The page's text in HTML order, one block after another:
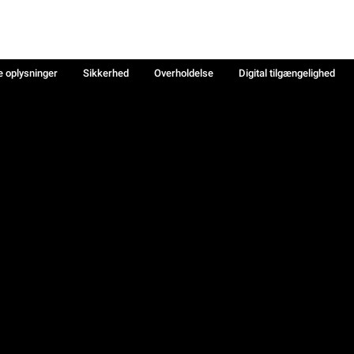
oplysninger Sikkerhed Overholdelse
Digital tilgængelighed